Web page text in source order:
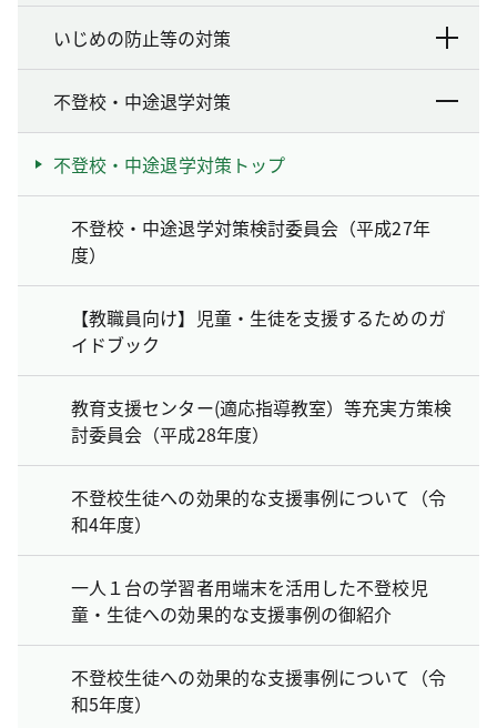
いじめの防止等の対策
不登校・中途退学対策
不登校・中途退学対策トップ
不登校・中途退学対策検討委員会（平成27年
度）
【教職員向け】児童・生徒を支援するためのガ
イドブック
教育支援センター(適応指導教室）等充実方策検
討委員会（平成28年度）
不登校生徒への効果的な支援事例について（令
和4年度）
一人１台の学習者用端末を活用した不登校児
童・生徒への効果的な支援事例の御紹介
不登校生徒への効果的な支援事例について（令
和5年度）